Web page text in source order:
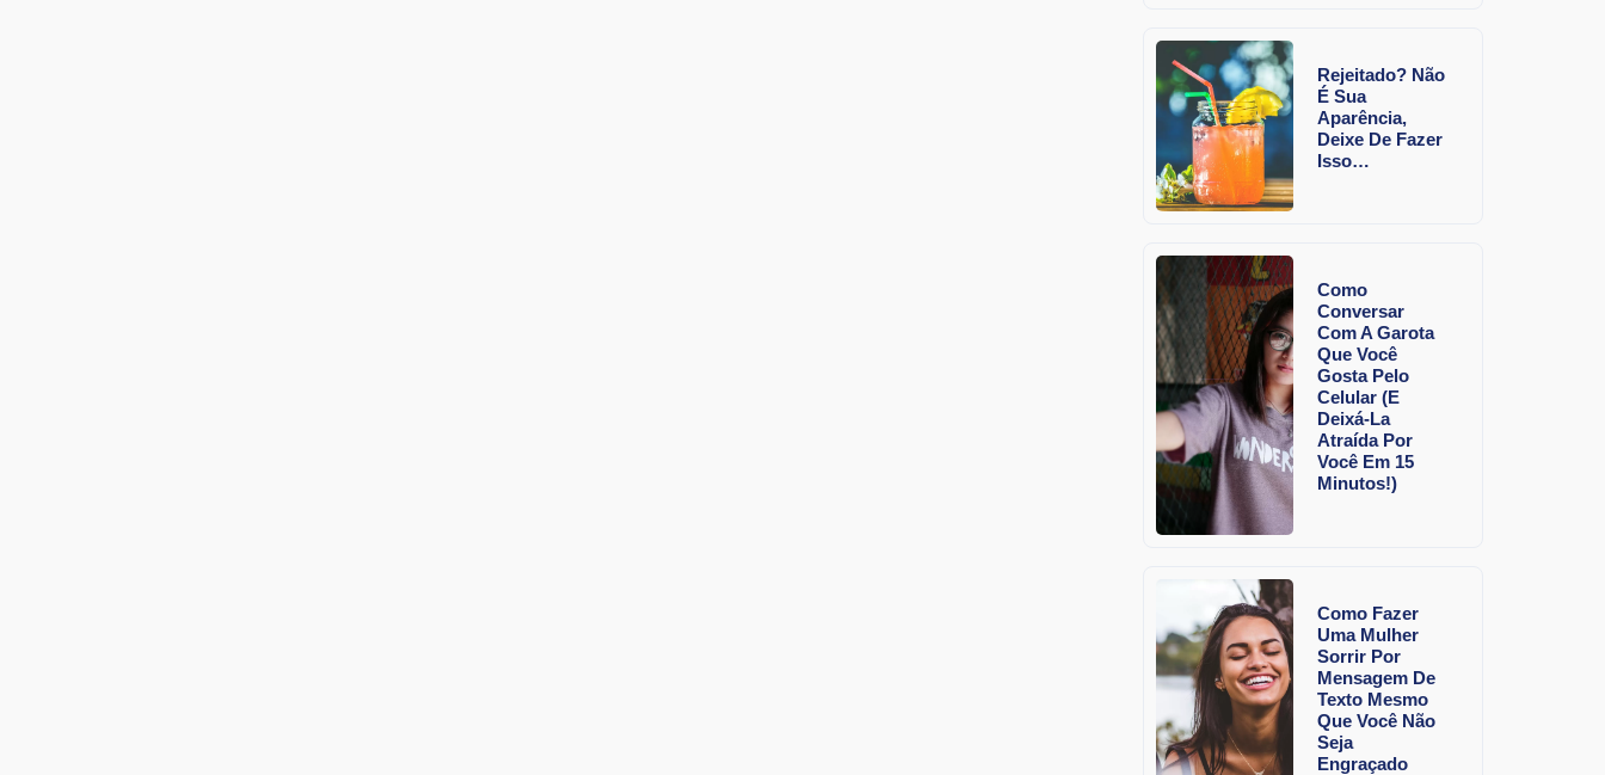
Rejeitado? Não
É Sua
Aparência,
Deixe De Fazer
Isso…
Como
Conversar
Com A Garota
Que Você
Gosta Pelo
Celular (E
Deixá-La
Atraída Por
Você Em 15
Minutos!)
Como Fazer
Uma Mulher
Sorrir Por
Mensagem De
Texto Mesmo
Que Você Não
Seja
Engraçado